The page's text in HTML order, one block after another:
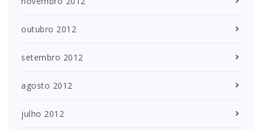
outubro 2012
setembro 2012
agosto 2012
julho 2012